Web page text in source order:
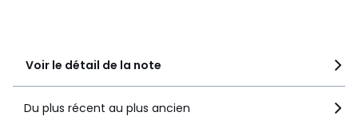
Voir le détail de la note
Du plus récent au plus ancien